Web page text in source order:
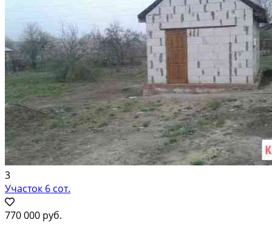
3
Участок 6 сот.
770 000 руб.